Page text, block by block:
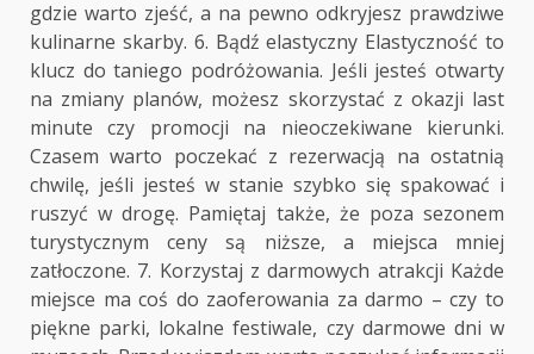
gdzie warto zjeść, a na pewno odkryjesz prawdziwe
kulinarne skarby. 6. Bądź elastyczny Elastyczność to
klucz do taniego podróżowania. Jeśli jesteś otwarty
na zmiany planów, możesz skorzystać z okazji last
minute czy promocji na nieoczekiwane kierunki.
Czasem warto poczekać z rezerwacją na ostatnią
chwilę, jeśli jesteś w stanie szybko się spakować i
ruszyć w drogę. Pamiętaj także, że poza sezonem
turystycznym ceny są niższe, a miejsca mniej
zatłoczone. 7. Korzystaj z darmowych atrakcji Każde
miejsce ma coś do zaoferowania za darmo – czy to
piękne parki, lokalne festiwale, czy darmowe dni w